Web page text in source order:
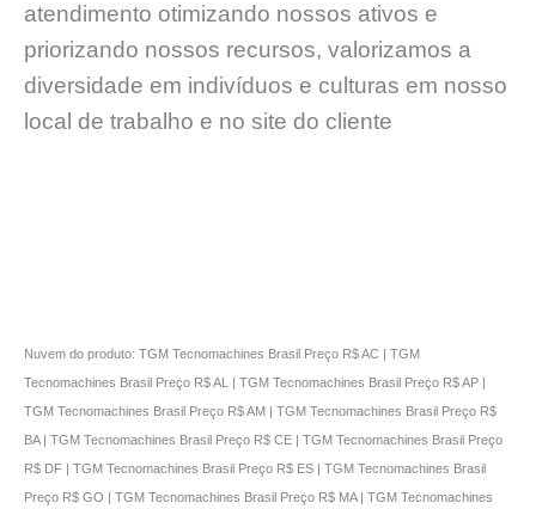
atendimento otimizando nossos ativos e
priorizando nossos recursos, valorizamos a
diversidade em indivíduos e culturas em nosso
local de trabalho e no site do cliente
Nuvem do produto: TGM Tecnomachines Brasil Preço R$ AC | TGM
Tecnomachines Brasil Preço R$ AL | TGM Tecnomachines Brasil Preço R$ AP |
TGM Tecnomachines Brasil Preço R$ AM | TGM Tecnomachines Brasil Preço R$
BA | TGM Tecnomachines Brasil Preço R$ CE | TGM Tecnomachines Brasil Preço
R$ DF | TGM Tecnomachines Brasil Preço R$ ES | TGM Tecnomachines Brasil
Preço R$ GO | TGM Tecnomachines Brasil Preço R$ MA | TGM Tecnomachines